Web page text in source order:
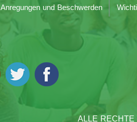
Anregungen und Beschwerden
ALLE